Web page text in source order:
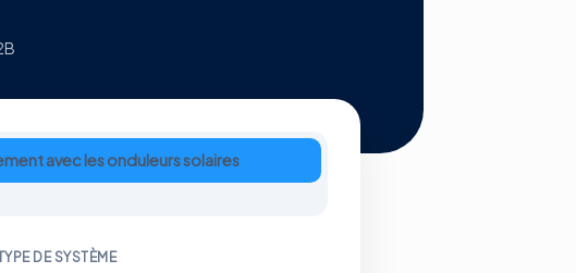
avec les onduleurs solaires
DE SYSTÈME